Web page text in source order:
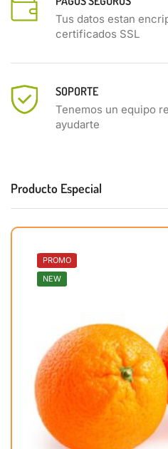
Tus datos estan
certificados SSL
SOPORTE
Tenemos un equipo
ayudarte
Producto Especial
PROMO
NEW